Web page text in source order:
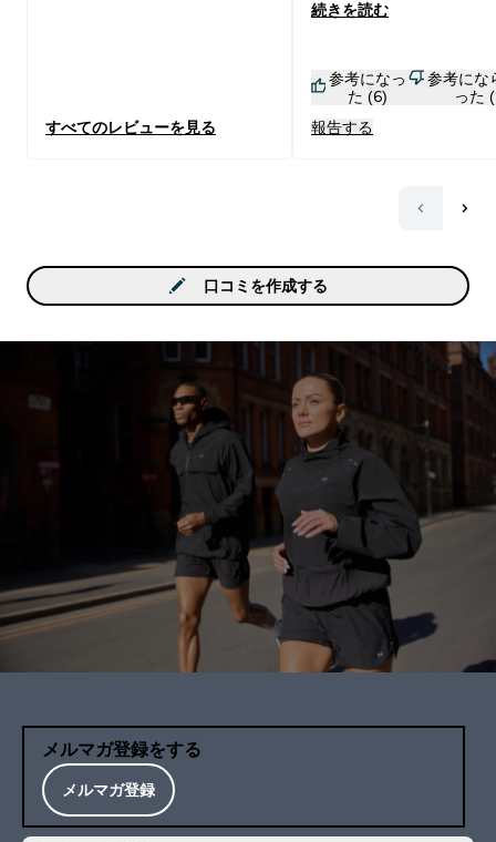
すべてのレビューを見る
は色々試してきましたが
それと期間限定フレーバ
試して毎回1kgほど購入
ます。 今回(2026/5)の限
めの甘さがあるミックス
す。私は甘党じゃないの
美味しく飲めましたので
続きを読む
参考になっ
た (6)
参考にな
った
報告する
口コミを作成する
メルマガ登録をする
メルマガ登録